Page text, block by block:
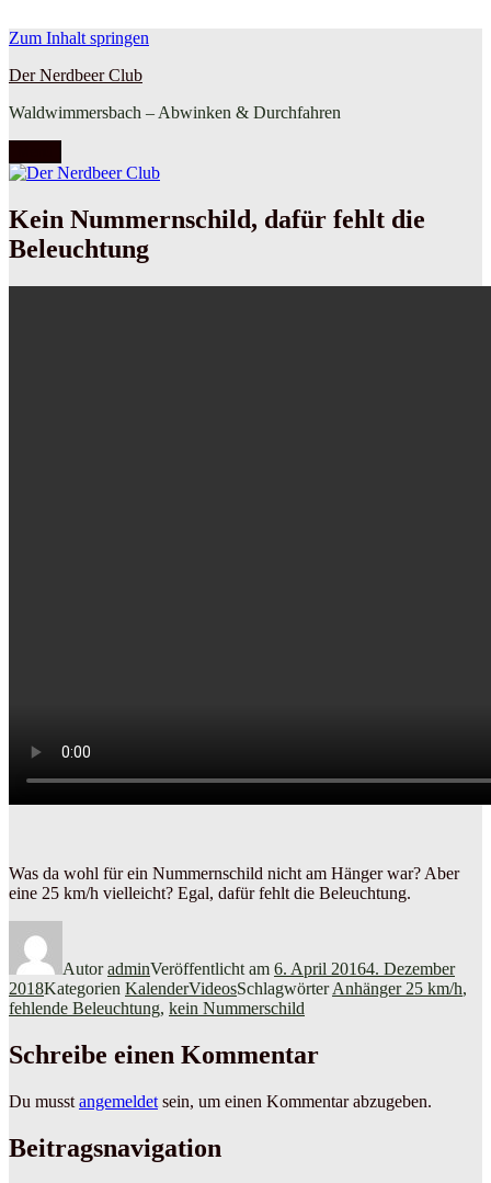
Zum Inhalt springen
Der Nerdbeer Club
Waldwimmersbach – Abwinken & Durchfahren
Kein Nummernschild, dafür fehlt die
Beleuchtung
Was da wohl für ein Nummernschild nicht am Hänger war? Aber
eine 25 km/h vielleicht? Egal, dafür fehlt die Beleuchtung.
AutoradminVeröffentlicht am 6. April 20164. Dezember
2018Kategorien KalenderVideosSchlagwörterAnhänger 25 km/h,
fehlende Beleuchtung, kein Nummerschild
Schreibe einen Kommentar
Du musst angemeldet sein, um einen Kommentar abzugeben.
Beitragsnavigation